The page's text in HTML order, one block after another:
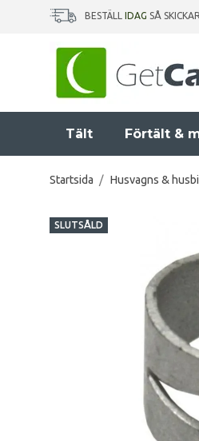
BESTÄLL IDAG SÅ
Tält Förtält &
Startsida / Husvagns &
SLUTSÅLD